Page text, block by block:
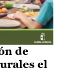
de
el